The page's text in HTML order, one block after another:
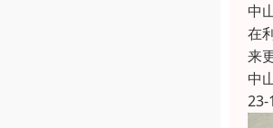
中
在
来
中
23-